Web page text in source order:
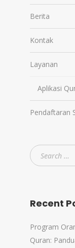
Berita
Kontak
Layanan
Aplikasi
Pendaftaran
Recent
Program
Quran: